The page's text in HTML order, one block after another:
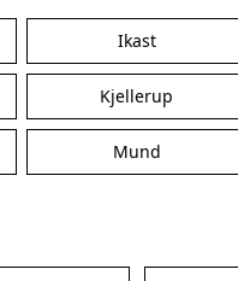
Ikast
Kjellerup
Mund